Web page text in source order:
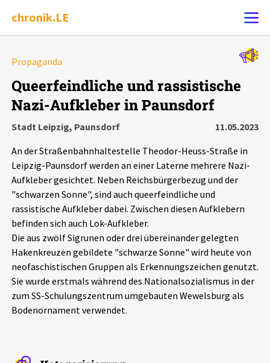
chronik.LE
Chronik
Leipziger Zustände
Schlaglichter
Phänomene
Aktuelles
Alle Beiträge
Projektbeschreibung
Propaganda
Queerfeindliche und rassistische
Nazi-Aufkleber in Paunsdorf
Stadt Leipzig, Paunsdorf
11.05.2023
An der Straßenbahnhaltestelle Theodor-Heuss-Straße in
Leipzig-Paunsdorf werden an einer Laterne mehrere Nazi-
Aufkleber gesichtet. Neben Reichsbürgerbezug und der
"schwarzen Sonne", sind auch queerfeindliche und
rassistische Aufkleber dabei. Zwischen diesen Aufklebern
befinden sich auch Lok-Aufkleber.
Die aus zwölf Sigrunen oder drei übereinander gelegten
Hakenkreuzen gebildete "schwarze Sonne" wird heute von
neofaschistischen Gruppen als Erkennungszeichen genutzt.
Sie wurde erstmals während des Nationalsozialismus in der
zum SS-Schulungszentrum umgebauten Wewelsburg als
Bodenornament verwendet.
Alle Ereignisse
7502 Ereignisse
Ereignisse Statistik